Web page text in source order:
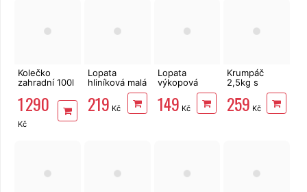
Kolečko
zahradní 100l
PVC
korba/demontované
1 290
Kč
Lopata
hliníková malá
s násadou,
ČR
219 Kč
Lopata
výkopová
ocelová s
násadou
149 Kč
Krumpáč
2,5kg s
dřevěnou
násadou
259 Kč